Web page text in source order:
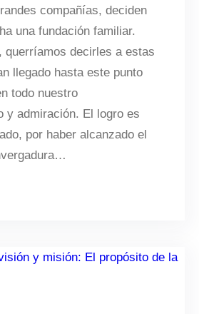
compañías, deciden
una fundación familiar.
querríamos decirles a estas
llegado hasta este punto
todo nuestro
y admiración. El logro es
por haber alcanzado el